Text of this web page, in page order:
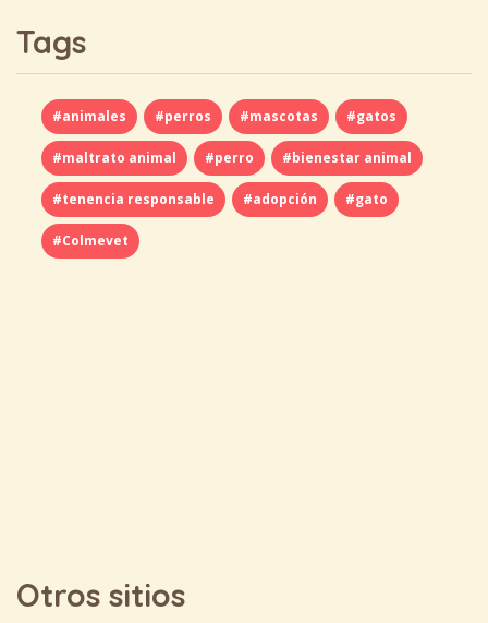
Tags
#animales #perros #mascotas #gatos
#maltrato animal #perro #bienestar animal
#tenencia responsable #adopción #gato
#Colmevet
Otros sitios